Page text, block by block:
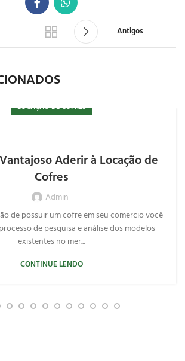
Antigos
LOCAÇÃO DE COFRES
Aderir à Locação de
Cofres
Admin
de possuir um cofre em seu comercio você
de pesquisa e análise dos modelos
existentes no mer...
CONTINUE LENDO